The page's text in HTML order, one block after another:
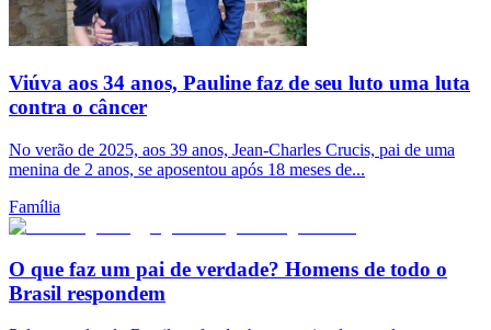
Viúva aos 34 anos, Pauline faz de seu luto uma luta
contra o câncer
No verão de 2025, aos 39 anos, Jean-Charles Crucis, pai de uma
menina de 2 anos, se aposentou após 18 meses de...
Família
O que faz um pai de verdade? Homens de todo o
Brasil respondem